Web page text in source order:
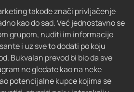
takođe znači privljačenje
kao do sad. Već jednostavno se
grupom, nuditi im informacije
i uz sve to dodati po koju
Bukvalan prevod bi bio da sve
ne gledate kao na neke
potencijalne kupce kojima se